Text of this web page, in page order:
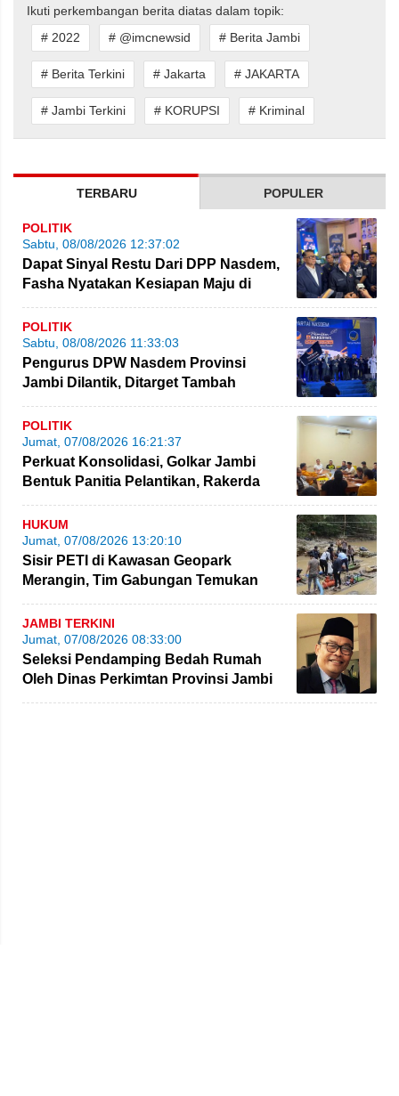
Ikuti perkembangan berita diatas dalam topik:
# 2022
# @imcnewsid # Berita Jambi
# Berita Terkini # Jakarta # JAKARTA
# Jambi Terkini # KORUPSI # Kriminal
TERBARU POPULER
POLITIK
Sabtu, 08/08/2026 12:37:02
Dapat Sinyal Restu Dari DPP Nasdem,
Fasha Nyatakan Kesiapan Maju di
POLITIK
Sabtu, 08/08/2026 11:33:03
Pengurus DPW Nasdem Provinsi
Jambi Dilantik, Ditarget Tambah
POLITIK
Jumat, 07/08/2026 16:21:37
Perkuat Konsolidasi, Golkar Jambi
Bentuk Panitia Pelantikan, Rakerda
HUKUM
Jumat, 07/08/2026 13:20:10
Sisir PETI di Kawasan Geopark
Merangin, Tim Gabungan Temukan
JAMBI TERKINI
Jumat, 07/08/2026 08:33:00
Seleksi Pendamping Bedah Rumah
Oleh Dinas Perkimtan Provinsi Jambi